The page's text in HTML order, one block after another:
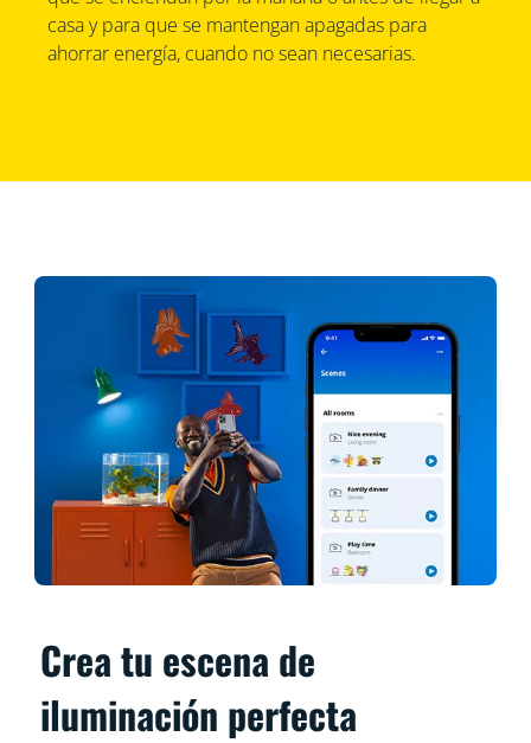
casa y para que se mantengan apagadas para
ahorrar energía, cuando no sean necesarias.
Crea tu escena de
iluminación perfecta